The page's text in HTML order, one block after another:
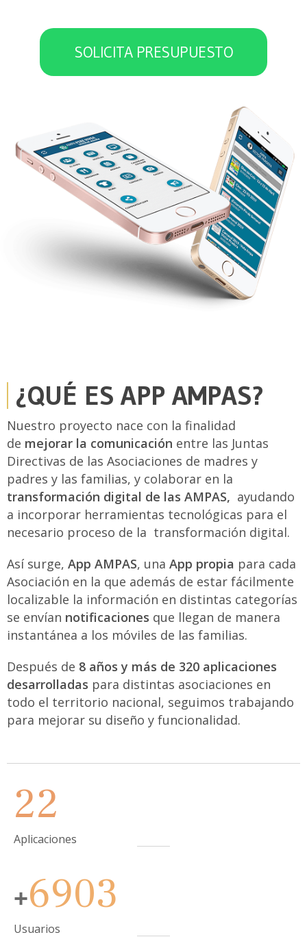
SOLICITA PRESUPUESTO
¿QUÉ ES APP AMPAS?
Nuestro proyecto nace con la finalidad
de mejorar la comunicación entre las Juntas
Directivas de las Asociaciones de madres y
padres y las familias, y colaborar en la
transformación digital de las AMPAS, ayudando
a incorporar herramientas tecnológicas para el
necesario proceso de la transformación digital.
Así surge, App AMPAS, una App propia para cada
Asociación en la que además de estar fácilmente
localizable la información en distintas categorías
se envían notificaciones que llegan de manera
instantánea a los móviles de las familias.
Después de 8 años y más de 320 aplicaciones
desarrolladas para distintas asociaciones en
todo el territorio nacional, seguimos trabajando
para mejorar su diseño y funcionalidad.
22
Aplicaciones
+6903
Usuarios